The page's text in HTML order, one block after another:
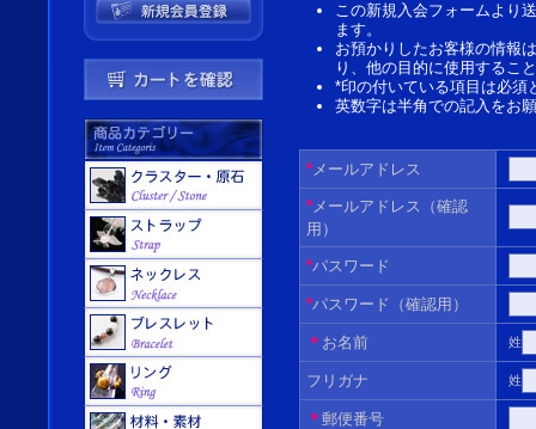
この新規入会フォームより
ます。
お預かりしたお客様の情報
り、他の目的に使用するこ
*印の付いている項目は必須
英数字は半角での記入をお
*メールアドレス
*メールアドレス（確認
用）
*パスワード
*パスワード（確認用）
＊ お名前 姓
フリガナ 姓
＊ 郵便番号